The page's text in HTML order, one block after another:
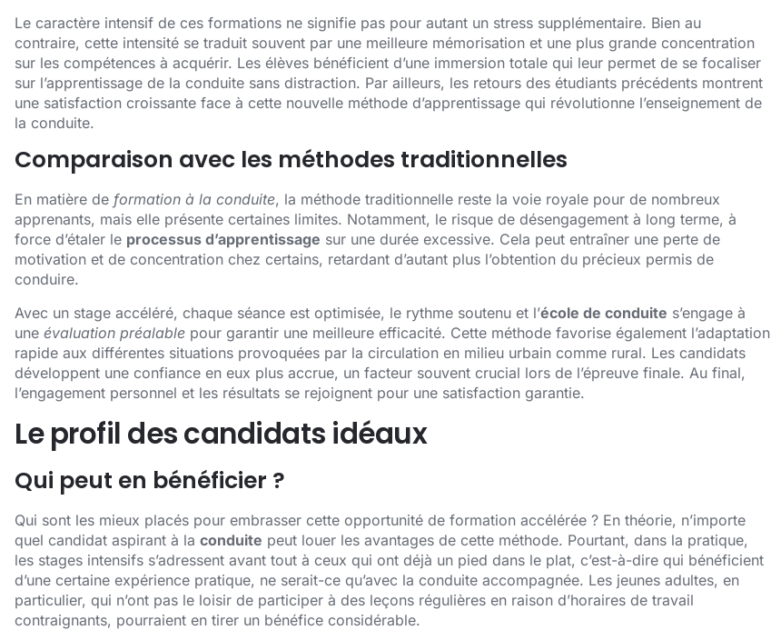
Le caractère intensif de ces formations ne signifie pas pour autant un stress supplémentaire. Bien au
contraire, cette intensité se traduit souvent par une meilleure mémorisation et une plus grande concentration
sur les compétences à acquérir. Les élèves bénéficient d’une immersion totale qui leur permet de se focaliser
sur l’apprentissage de la conduite sans distraction. Par ailleurs, les retours des étudiants précédents montrent
une satisfaction croissante face à cette nouvelle méthode d’apprentissage qui révolutionne l’enseignement de
la conduite.
Comparaison avec les méthodes traditionnelles
En matière de formation à la conduite, la méthode traditionnelle reste la voie royale pour de nombreux
apprenants, mais elle présente certaines limites. Notamment, le risque de désengagement à long terme, à
force d’étaler le processus d’apprentissage sur une durée excessive. Cela peut entraîner une perte de
motivation et de concentration chez certains, retardant d’autant plus l’obtention du précieux permis de
conduire.
Avec un stage accéléré, chaque séance est optimisée, le rythme soutenu et l’école de conduite s’engage à
une évaluation préalable pour garantir une meilleure efficacité. Cette méthode favorise également l’adaptation
rapide aux différentes situations provoquées par la circulation en milieu urbain comme rural. Les candidats
développent une confiance en eux plus accrue, un facteur souvent crucial lors de l’épreuve finale. Au final,
l’engagement personnel et les résultats se rejoignent pour une satisfaction garantie.
Le profil des candidats idéaux
Qui peut en bénéficier ?
Qui sont les mieux placés pour embrasser cette opportunité de formation accélérée ? En théorie, n’importe
quel candidat aspirant à la conduite peut louer les avantages de cette méthode. Pourtant, dans la pratique,
les stages intensifs s’adressent avant tout à ceux qui ont déjà un pied dans le plat, c’est-à-dire qui bénéficient
d’une certaine expérience pratique, ne serait-ce qu’avec la conduite accompagnée. Les jeunes adultes, en
particulier, qui n’ont pas le loisir de participer à des leçons régulières en raison d’horaires de travail
contraignants, pourraient en tirer un bénéfice considérable.